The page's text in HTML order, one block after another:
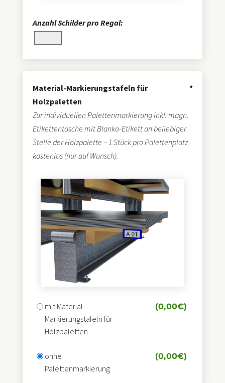
Anzahl Schilder pro Regal:
Material-Markierungstafeln für
Holzpaletten
*
Zur individuellen Palettenmarkierung inkl. magn.
Etikettentasche mit Blanko-Etikett an beliebiger
Stelle der Holzpalette – 1 Stück pro Palettenplatz
kostenlos (nur auf Wunsch).
mit Material-
Markierungstafeln für
Holzpaletten
(0,00€)
ohne
Palettenmarkierung
(0,00€)